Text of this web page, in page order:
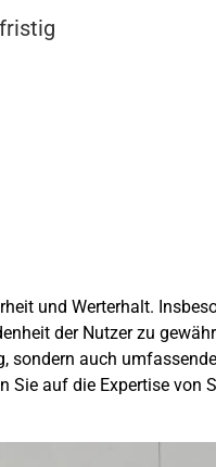
und Werterhalt.
der Nutzer zu
, sondern auch umfassende
Sie auf die Expertise von